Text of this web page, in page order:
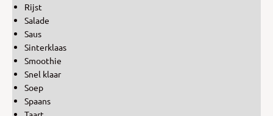
Rijst
Salade
Saus
Sinterklaas
Smoothie
Snel klaar
Soep
Spaans